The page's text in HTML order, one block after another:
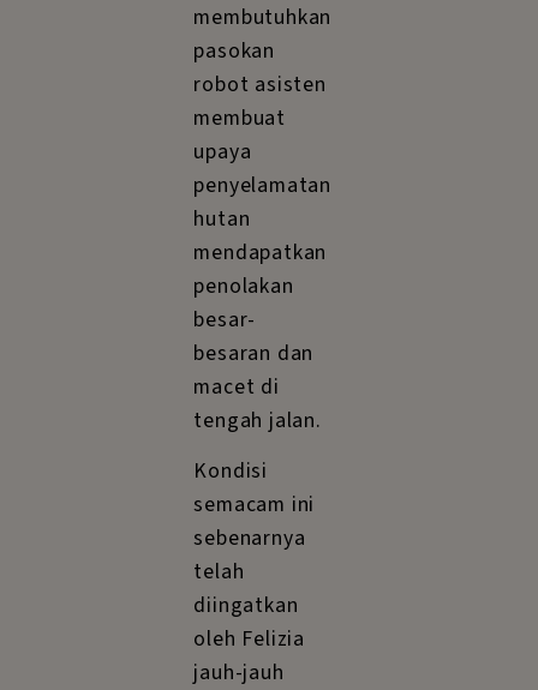
membutuhkan
pasokan
robot asisten
membuat
upaya
penyelamatan
hutan
mendapatkan
penolakan
besar-
besaran dan
macet di
tengah jalan.
Kondisi
semacam ini
sebenarnya
telah
diingatkan
oleh Felizia
jauh-jauh